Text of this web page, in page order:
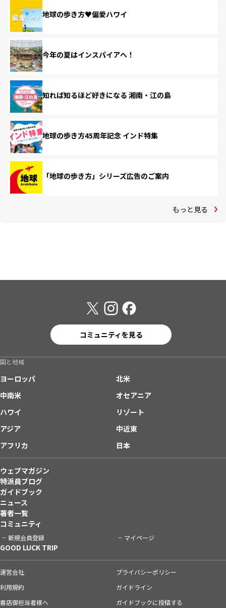
地球の歩き方♥偏愛ハワイ
今年の夏はインスパイアへ！
知れば知るほど好きになる 湘南・江の島
地球の歩き方45周年記念 インド特集
「地球の歩き方」シリーズ広告のご案内
もっと見る
コミュニティを見る
国と地域
ヨーロッパ
北米
中南米
オセアニア
ハワイ
リゾート
アジア
中近東
アフリカ
日本
ウェブマガジン
特派員ブログ
ガイドブック
ニュース
著者一覧
コミュニティ
新規会員登録 マイページ
GOOD LUCK TRIP
運営会社
プライバシーポリシー
利用規約
ガイドライン
書店御担当者様へ
ガイドブックに投稿する